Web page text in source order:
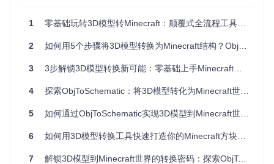
间
钟/模型
型
留率
取决于人工技巧 约60% 约92%
资源占
高（需Minecraft
中
低（独立应
格式支
仅限Minecraft内
7种以上输出
二、技术解析：体素化引擎的创新架构
2.1 核心算法工作流
1 零基础玩转3D模型转Minecraft：颠覆式全流程工具ObjToSchematic使用指南
2 如何用5个步骤将3D模型转换为Minecraft结构？ObjToSchematic全攻略
3 3步解锁3D模型转换新可能：零基础上手Minecraft工具ObjToSchematic避坑指南
4 探索ObjToSchematic：将3D模型转化为Minecraft世界的桥梁
5 如何通过ObjToSchematic实现3D模型到Minecraft世界的精准转换
6 如何用3D模型转换工具快速打造你的Minecraft方块世界？
7 解锁3D模型到Minecraft世界的转换密码：探索ObjToSchematic的5大核心价值